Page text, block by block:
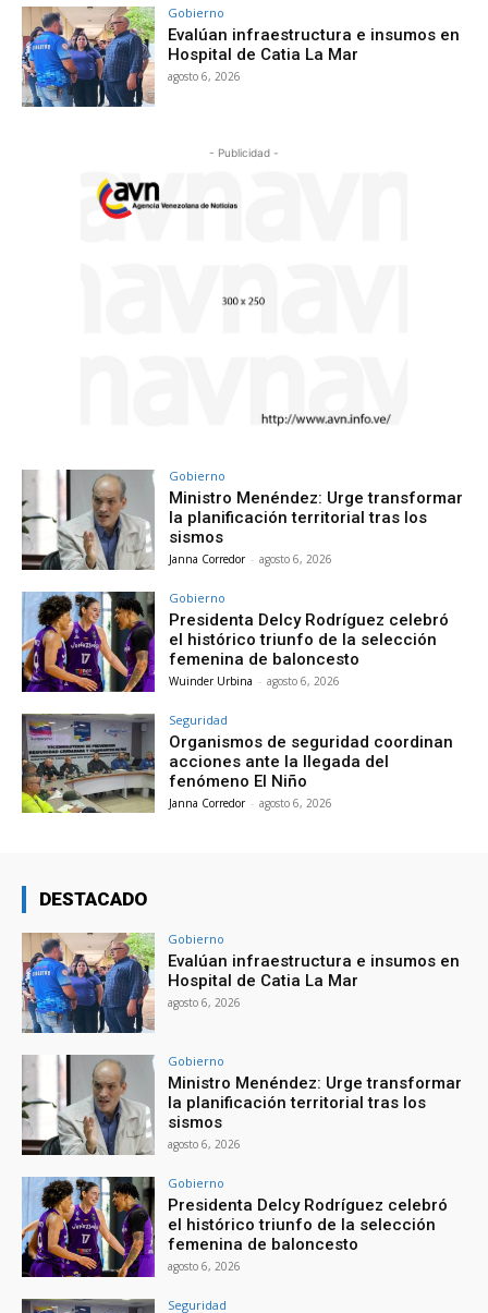
Gobierno
Evalúan infraestructura e insumos en
Hospital de Catia La Mar
agosto 6, 2026
- Publicidad -
Gobierno
Ministro Menéndez: Urge transformar
la planificación territorial tras los
sismos
Janna Corredor - agosto 6, 2026
Gobierno
Presidenta Delcy Rodríguez celebró
el histórico triunfo de la selección
femenina de baloncesto
Wuinder Urbina - agosto 6, 2026
Seguridad
Organismos de seguridad coordinan
acciones ante la llegada del
fenómeno El Niño
Janna Corredor - agosto 6, 2026
DESTACADO
Gobierno
Evalúan infraestructura e insumos en
Hospital de Catia La Mar
agosto 6, 2026
Gobierno
Ministro Menéndez: Urge transformar
la planificación territorial tras los
sismos
agosto 6, 2026
Gobierno
Presidenta Delcy Rodríguez celebró
el histórico triunfo de la selección
femenina de baloncesto
agosto 6, 2026
Seguridad